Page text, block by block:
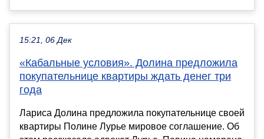
15:21, 06 Дек
«Кабальные условия». Долина предложила
покупательнице квартиры ждать денег три
года
Лариса Долина предложила покупательнице своей
квартиры Полине Лурье мировое соглашение. Об